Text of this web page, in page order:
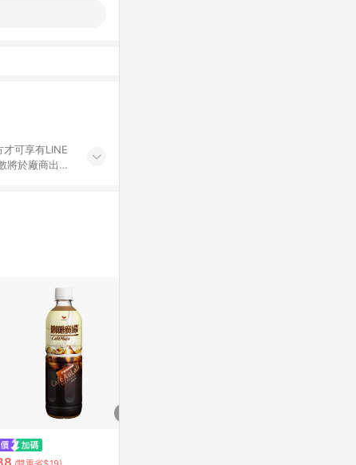
可享有LINE
將於廠商出貨
望提供簡